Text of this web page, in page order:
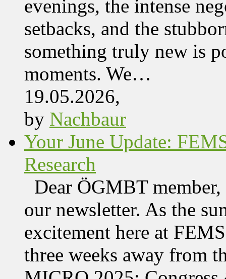
evenings, the intense
setbacks, and the
something truly new is
moments. We…
19.05.2026,
by Nachbaur
Your June Update:
Research
Dear ÖGMBT
our newsletter. As the
excitement here at
three weeks away from